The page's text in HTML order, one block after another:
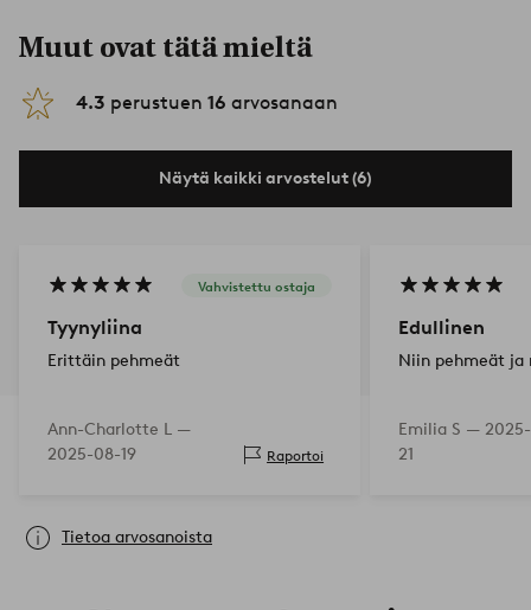
Muut ovat tätä mieltä
4.3 perustuen 16 arvosanaan
Näytä kaikki arvostelut (6)
Vahvistettu ostaja
Tyynyliina
Erittäin pehmeät
Ann-Charlotte L —
2025-08-19
Raportoi
Edullinen
Niin pehmeät ja
Emilia S —
21
Tietoa arvosanoista